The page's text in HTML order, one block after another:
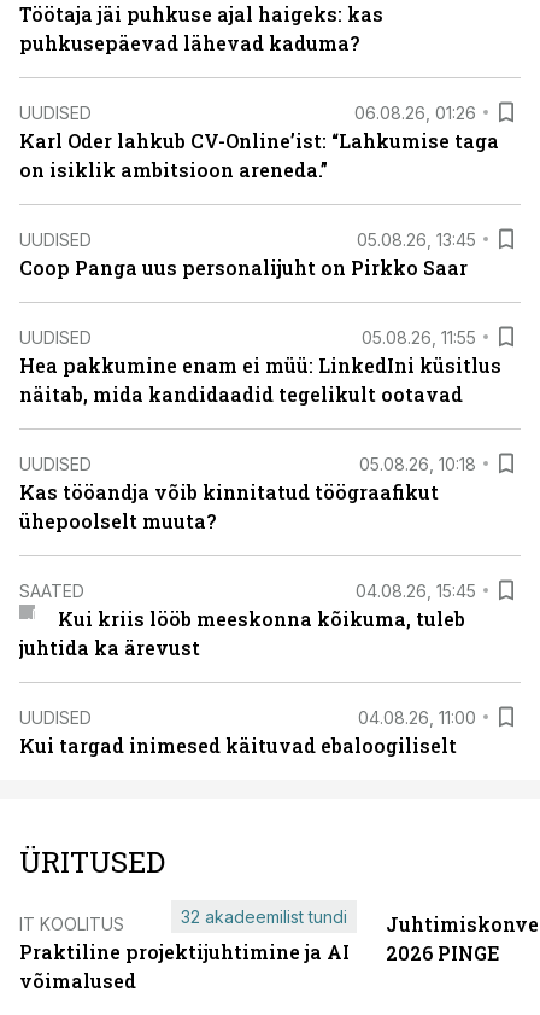
Töötaja jäi puhkuse ajal haigeks: kas
puhkusepäevad lähevad kaduma?
UUDISED 06.08.26, 01:26
Karl Oder lahkub CV-Online’ist: “Lahkumise taga
on isiklik ambitsioon areneda.”
UUDISED 05.08.26, 13:45
Coop Panga uus personalijuht on Pirkko Saar
UUDISED 05.08.26, 11:55
Hea pakkumine enam ei müü: LinkedIni küsitlus
näitab, mida kandidaadid tegelikult ootavad
UUDISED 05.08.26, 10:18
Kas tööandja võib kinnitatud töögraafikut
ühepoolselt muuta?
SAATED 04.08.26, 15:45
Kui kriis lööb meeskonna kõikuma, tuleb
juhtida ka ärevust
UUDISED 04.08.26, 11:00
Kui targad inimesed käituvad ebaloogiliselt
ÜRITUSED
IT KOOLITUS
Praktiline projektijuhtimine ja AI
võimalused
32 akadeemilist tundi
2026 PINGE